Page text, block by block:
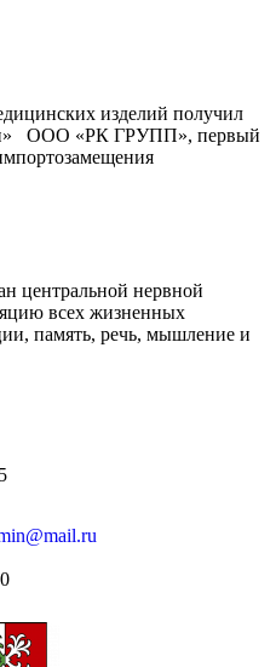
изделий получил
ООО «РК ГРУПП», первый
центральной нервной
всех жизненных
память, речь, мышление и